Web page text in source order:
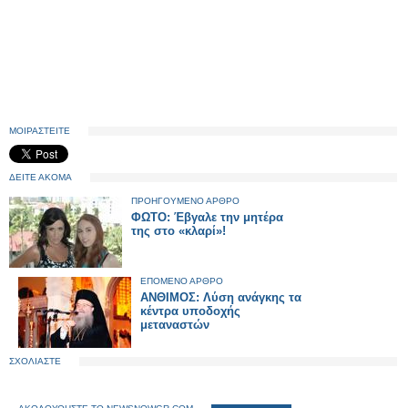
ΜΟΙΡΑΣΤΕΙΤΕ
ΔΕΙΤΕ ΑΚΟΜΑ
ΠΡΟΗΓΟΥΜΕΝΟ ΑΡΘΡΟ
ΦΩΤΟ: Έβγαλε την μητέρα
της στο «κλαρί»!
ΕΠΟΜΕΝΟ ΑΡΘΡΟ
ΑΝΘΙΜΟΣ: Λύση ανάγκης τα
κέντρα υποδοχής
μεταναστών
ΣΧΟΛΙΑΣΤΕ